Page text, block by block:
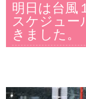
明日は台風
スケジュー
きました。